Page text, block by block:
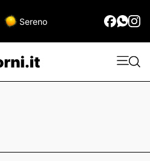
Sereno